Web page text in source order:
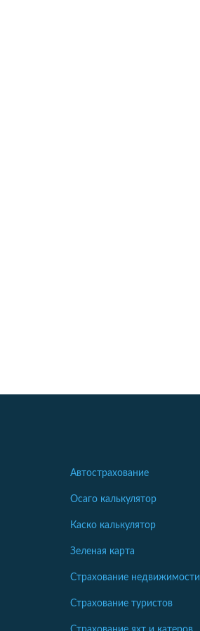
Автострахование
Осаго калькулятор
Каско калькулятор
Зеленая карта
Страхование недвижимости
Страхование туристов